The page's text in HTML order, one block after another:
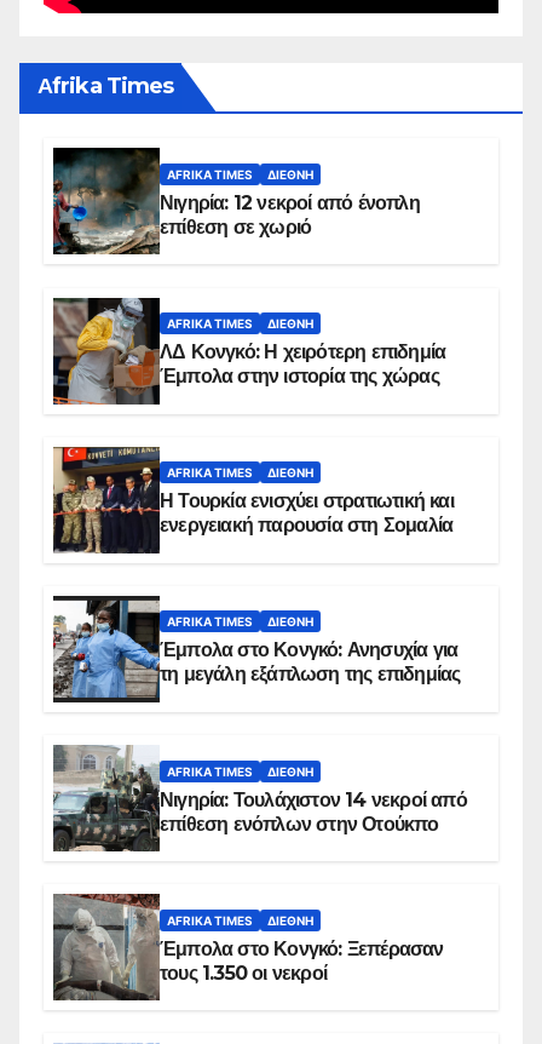
Αfrika Times
AFRIKA TIMES ΔΙΕΘΝΉ
Νιγηρία: 12 νεκροί από ένοπλη
επίθεση σε χωριό
AFRIKA TIMES ΔΙΕΘΝΉ
ΛΔ Κονγκό: Η χειρότερη επιδημία
Έμπολα στην ιστορία της χώρας
AFRIKA TIMES ΔΙΕΘΝΉ
Η Τουρκία ενισχύει στρατιωτική και
ενεργειακή παρουσία στη Σομαλία
AFRIKA TIMES ΔΙΕΘΝΉ
Έμπολα στο Κονγκό: Ανησυχία για
τη μεγάλη εξάπλωση της επιδημίας
AFRIKA TIMES ΔΙΕΘΝΉ
Νιγηρία: Τουλάχιστον 14 νεκροί από
επίθεση ενόπλων στην Οτούκπο
AFRIKA TIMES ΔΙΕΘΝΉ
Έμπολα στο Κονγκό: Ξεπέρασαν
τους 1.350 οι νεκροί